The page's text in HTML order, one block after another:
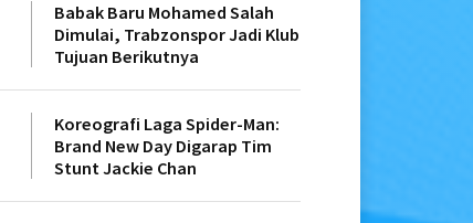
Babak Baru Mohamed Salah
Dimulai, Trabzonspor Jadi Klub
Tujuan Berikutnya
Koreografi Laga Spider-Man:
Brand New Day Digarap Tim
Stunt Jackie Chan